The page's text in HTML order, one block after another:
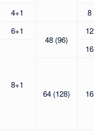
4+1 8
6+1
48 (96)
8+1
64 (128)